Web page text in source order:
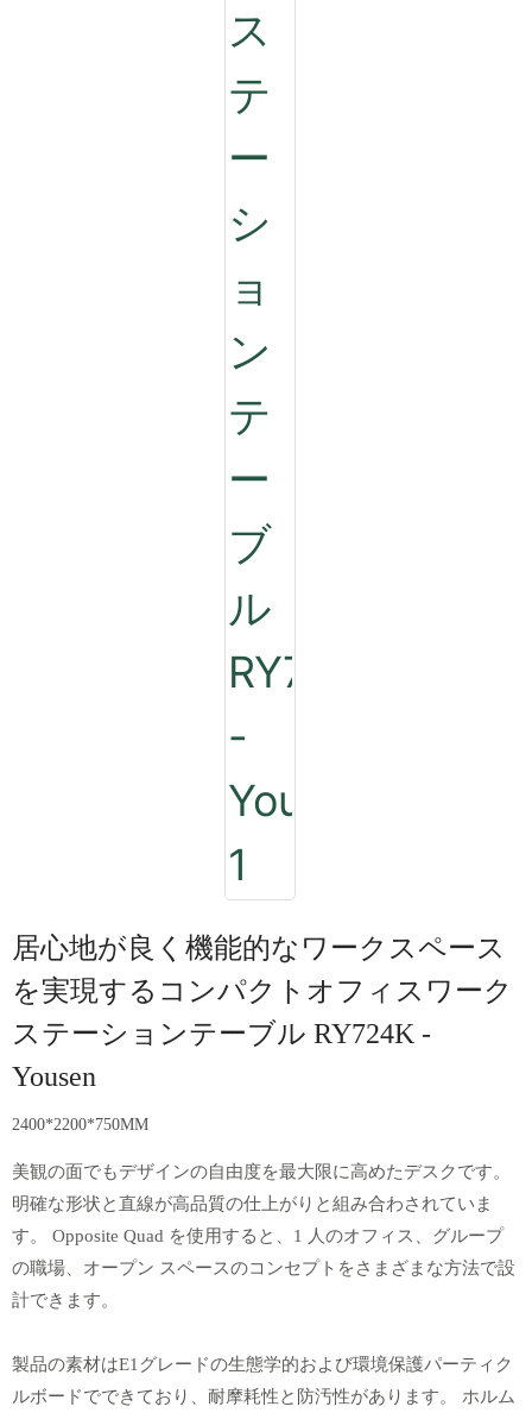
居心地が良く機能的なワークスペース
を実現するコンパクトオフィスワーク
ステーションテーブル RY724K -
Yousen
2400*2200*750MM
美観の面でもデザインの自由度を最大限に高めたデスクです。
明確な形状と直線が高品質の仕上がりと組み合わされていま
す。 Opposite Quad を使用すると、1 人のオフィス、グループ
の職場、オープン スペースのコンセプトをさまざまな方法で設
計できます。
製品の素材はE1グレードの生態学的および環境保護パーティク
ルボードでできており、耐摩耗性と防汚性があります。 ホルム